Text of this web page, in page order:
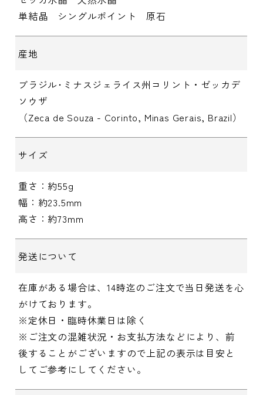
単結晶 シングルポイント 原石
産地
ブラジル･ミナスジェライス州コリント・ゼッカデ
ソウザ
（Zeca de Souza - Corinto, Minas Gerais, Brazil）
サイズ
重さ：約55g
幅：約23.5mm
高さ：約73mm
発送について
在庫がある場合は、14時迄のご注文で当日発送を心
がけております。
※定休日・臨時休業日は除く
※ご注文の混雑状況・お支払方法などにより、前
後することがございますので上記の表示は目安と
してご参考にしてください。